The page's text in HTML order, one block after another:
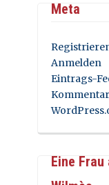
Meta
Anmelden
Eintrags-
Eine